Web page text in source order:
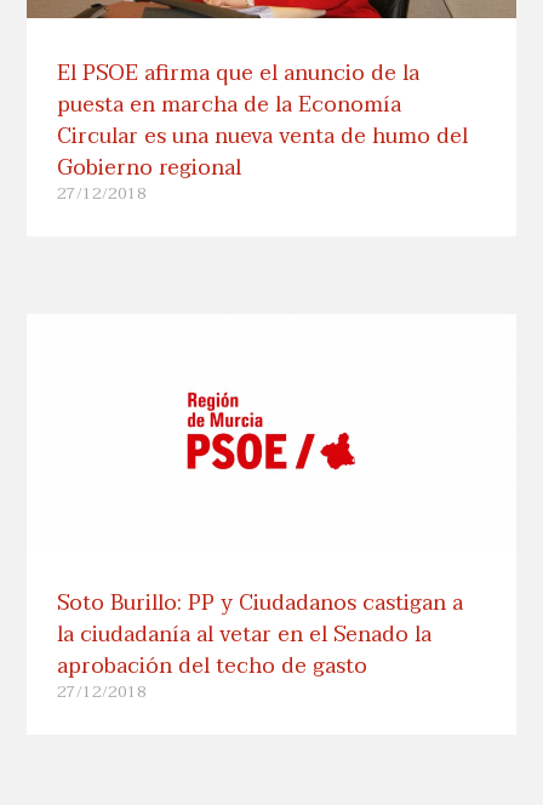
El PSOE afirma que el anuncio de la
puesta en marcha de la Economía
Circular es una nueva venta de humo del
Gobierno regional
27/12/2018
Soto Burillo: PP y Ciudadanos castigan a
la ciudadanía al vetar en el Senado la
aprobación del techo de gasto
27/12/2018